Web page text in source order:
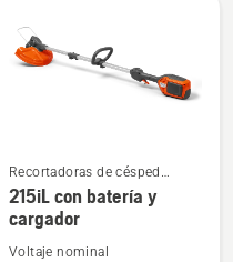
cargador
Ver
más
detalles
sobre
Recortadoras de césped
eléctricas y a batería
215iL con batería y
cargador
Voltaje nominal